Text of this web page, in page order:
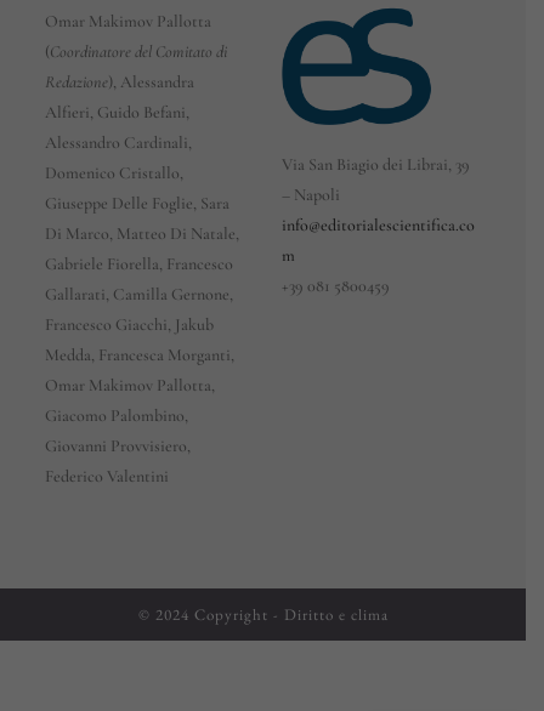
Omar Makimov Pallotta
(Coordinatore del Comitato di
Redazione), Alessandra
Alfieri, Guido Befani,
Alessandro Cardinali,
Domenico Cristallo,
Giuseppe Delle Foglie, Sara
Di Marco, Matteo Di Natale,
Gabriele Fiorella, Francesco
Gallarati, Camilla Gernone,
Francesco Giacchi, Jakub
Medda, Francesca Morganti,
Omar Makimov Pallotta,
Giacomo Palombino,
Giovanni Provvisiero,
Federico Valentini
Via San Biagio dei Librai, 39
– Napoli
info@editorialescientifica.co
m
+39 081 5800459
© 2024 Copyright - Diritto e clima